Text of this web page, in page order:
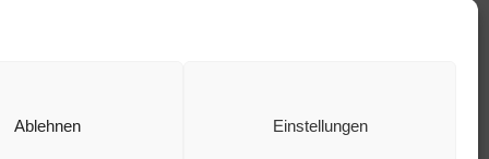
Ablehnen Einstellungen